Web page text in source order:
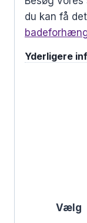
du kan få
Yderligere
Vælg